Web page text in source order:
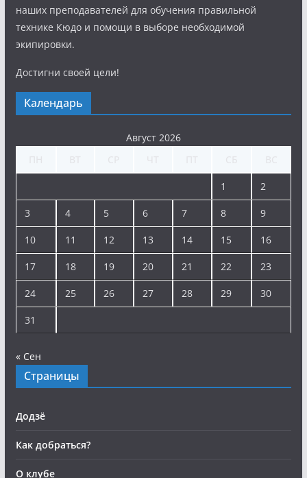
наших преподавателей для обучения правильной
технике Кюдо и помощи в выборе необходимой
экипировки.
Достигни своей цели!
Календарь
Август 2026
1 2
3 4 5 6 7 8 9
10 11 12 13 14 15 16
17 18 19 20 21 22 23
24 25 26 27 28 29 30
31
« Сен
Страницы
Додзё
Как добраться?
О клубе